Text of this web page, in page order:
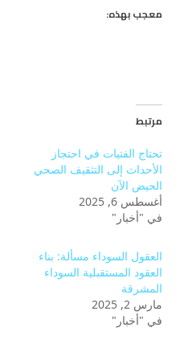
معجب بهذه:
مرتبط
تحتاج الفتيات في احتجاز
الأحداث إلى التثقيف الصحي
الحيض الآن
أغسطس 6, 2025
في "أخبار"
العقول السوداء مسألة: بناء
العقود المستقبلية السوداء
المشرقة
مارس 2, 2025
في "أخبار"